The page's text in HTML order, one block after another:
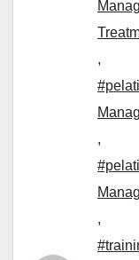
,
,
,